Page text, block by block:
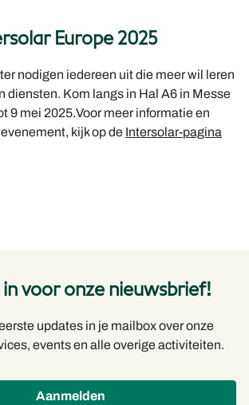
Europe 2025
nodigen iedereen uit die meer wil leren
diensten. Kom langs in Hal A6 in Messe
9 mei 2025.Voor meer informatie en
kijk op de Intersolar-pagina
in voor onze nieuwsbrief!
updates in je mailbox over onze
events en alle overige activiteiten.
Aanmelden